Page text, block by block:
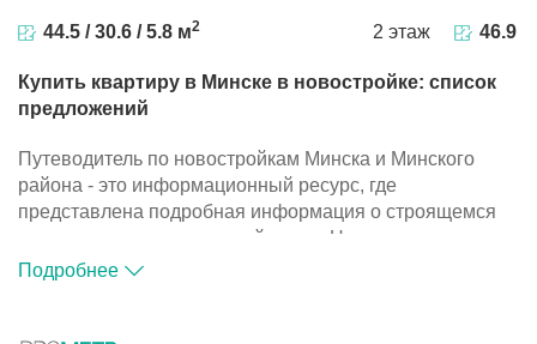
44.5 / 30.6 / 5.8 м2 2 этаж 46.9 /
Купить квартиру в Минске в новостройке: список
предложений
Путеводитель по новостройкам Минска и Минского
района - это информационный ресурс, где
представлена подробная информация о строящемся
жилье и компаниях-застройщиках. На портале
размещена база объектов, с помощью которой вы
Подробнее